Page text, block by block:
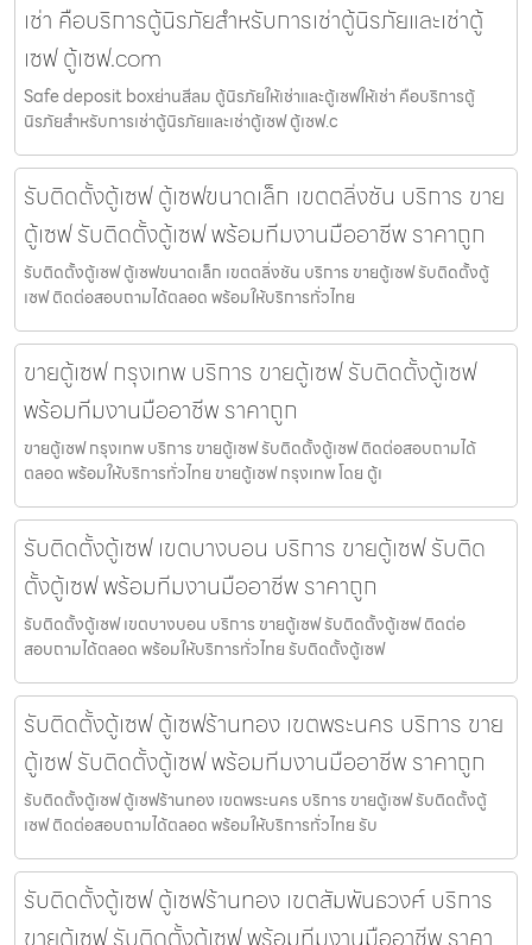
เช่า คือบริการตู้นิรภัยสำหรับการเช่าตู้นิรภัยและเช่าตู้
เซฟ ตู้เซฟ.com
Safe deposit boxย่านสีลม ตู้นิรภัยให้เช่าและตู้เซฟให้เช่า คือบริการตู้
นิรภัยสำหรับการเช่าตู้นิรภัยและเช่าตู้เซฟ ตู้เซฟ.c
รับติดตั้งตู้เซฟ ตู้เซฟขนาดเล็ก เขตตลิ่งชัน บริการ ขาย
ตู้เซฟ รับติดตั้งตู้เซฟ พร้อมทีมงานมืออาชีพ ราคาถูก
รับติดตั้งตู้เซฟ ตู้เซฟขนาดเล็ก เขตตลิ่งชัน บริการ ขายตู้เซฟ รับติดตั้งตู้
เซฟ ติดต่อสอบถามได้ตลอด พร้อมให้บริการทั่วไทย
ขายตู้เซฟ กรุงเทพ บริการ ขายตู้เซฟ รับติดตั้งตู้เซฟ
พร้อมทีมงานมืออาชีพ ราคาถูก
ขายตู้เซฟ กรุงเทพ บริการ ขายตู้เซฟ รับติดตั้งตู้เซฟ ติดต่อสอบถามได้
ตลอด พร้อมให้บริการทั่วไทย ขายตู้เซฟ กรุงเทพ โดย ตู้เ
รับติดตั้งตู้เซฟ เขตบางบอน บริการ ขายตู้เซฟ รับติด
ตั้งตู้เซฟ พร้อมทีมงานมืออาชีพ ราคาถูก
รับติดตั้งตู้เซฟ เขตบางบอน บริการ ขายตู้เซฟ รับติดตั้งตู้เซฟ ติดต่อ
สอบถามได้ตลอด พร้อมให้บริการทั่วไทย รับติดตั้งตู้เซฟ
รับติดตั้งตู้เซฟ ตู้เซฟร้านทอง เขตพระนคร บริการ ขาย
ตู้เซฟ รับติดตั้งตู้เซฟ พร้อมทีมงานมืออาชีพ ราคาถูก
รับติดตั้งตู้เซฟ ตู้เซฟร้านทอง เขตพระนคร บริการ ขายตู้เซฟ รับติดตั้งตู้
เซฟ ติดต่อสอบถามได้ตลอด พร้อมให้บริการทั่วไทย รับ
รับติดตั้งตู้เซฟ ตู้เซฟร้านทอง เขตสัมพันธวงศ์ บริการ